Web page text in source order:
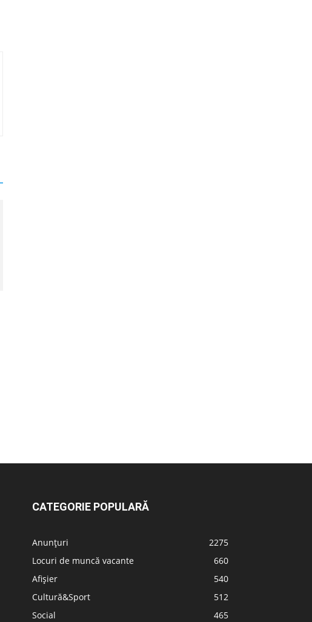
CATEGORIE POPULARĂ
Anunțuri
2275
Locuri de muncă vacante
660
Afișier
540
Cultură&Sport
512
Social
465